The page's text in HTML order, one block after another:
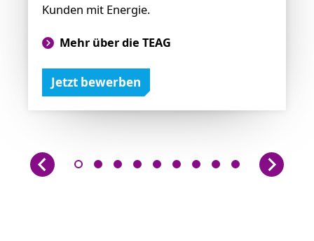
Kunden mit Energie.
Mehr über die TEAG
Jetzt bewerben